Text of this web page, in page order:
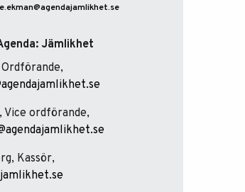
Jämlikhet
Vice ordförande,
Kassör,